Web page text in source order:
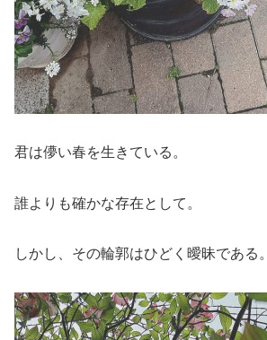
君は儚い春を生きている。
誰よりも確かな存在として。
しかし、その輪郭はひどく曖昧である。